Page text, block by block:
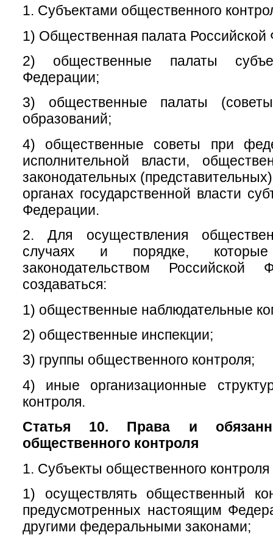
1. Субъектами общественного
1) Общественная палата Российской
2) общественные палаты
Федерации;
3) общественные палаты
образований;
4) общественные советы при
исполнительной власти,
законодательных
органах государственной власти
Федерации.
2. Для осуществления
случаях и порядке, которые
законодательством Российской
создаваться:
1) общественные наблюдательные
2) общественные инспекции;
3) группы общественного контроля;
4) иные организационные
контроля.
Статья 10. Права и
общественного контроля
1. Субъекты общественного контроля
1) осуществлять общественный
предусмотренных настоящим
другими федеральными законами;